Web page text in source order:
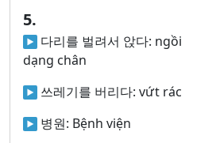
5.
다리를 벌려서 앉다: ngồi
dạng chân
쓰레기를 버리다: vứt rác
병원: Bệnh viện